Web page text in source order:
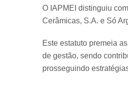
O IAPMEI distinguiu
Cerâmicas, S.A. e Só
Este estatuto premeia
de gestão, sendo
prosseguindo